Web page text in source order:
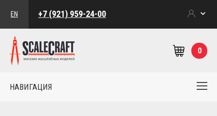
EN +7 (921) 959-24-00
0
НАВИГАЦИЯ